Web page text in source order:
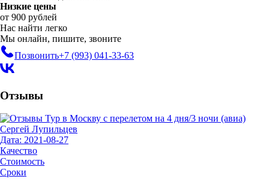
Низкие цены
от 900 рублей
Нас найти легко
Мы онлайн, пишите, звоните
Позвонить+7 (993) 041-33-63
Отзывы
Сергей Лупильцев
Дата: 2021-08-27
Качество
Стоимость
Сроки